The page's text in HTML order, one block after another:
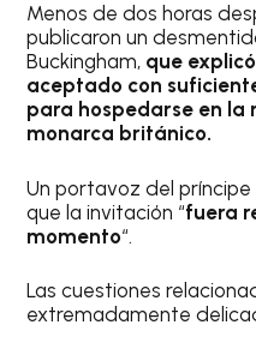
Menos de dos horas
publicaron un
Buckingham, que
aceptado con
para hospedarse en la
monarca británico.
Un portavoz del
que la invitación “fuera
momento“.
Las cuestiones
extremadamente